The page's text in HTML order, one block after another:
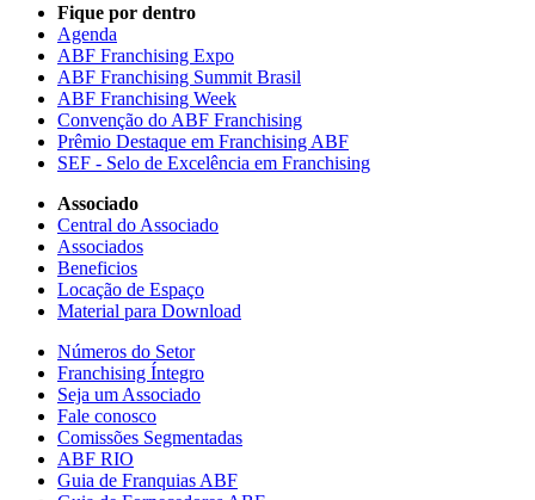
Fique por dentro
Agenda
ABF Franchising Expo
ABF Franchising Summit Brasil
ABF Franchising Week
Convenção do ABF Franchising
Prêmio Destaque em Franchising ABF
SEF - Selo de Excelência em Franchising
Associado
Central do Associado
Associados
Beneficios
Locação de Espaço
Material para Download
Números do Setor
Franchising Íntegro
Seja um Associado
Fale conosco
Comissões Segmentadas
ABF RIO
Guia de Franquias ABF